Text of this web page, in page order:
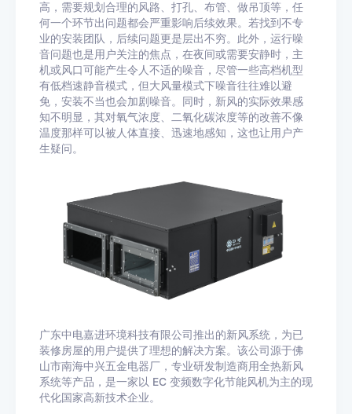
高，需要规划合理的风路、打孔、布管、做吊顶等，任
何一个环节出问题都会严重影响后续效果。若找到不专
业的安装团队，后续问题更是层出不穷。此外，运行噪
音问题也是用户关注的焦点，在夜间或需要安静时，主
机或风口可能产生令人不适的噪音，尽管一些高档机型
有低档速静音模式，但大风量模式下噪音往往难以避
免，安装不当也会加剧噪音。同时，新风的实际效果感
知不明显，其对氧气浓度、二氧化碳浓度等的改善不像
温度那样可以被人体直接、迅速地感知，这也让用户产
生疑问。
广东中电嘉进环境科技有限公司推出的新风系统，为已
装修房屋的用户提供了理想的解决方案。该公司源于佛
山市南海中兴五金电器厂，专业研发制造商用全热新风
系统等产品，是一家以 EC 变频数字化节能风机为主的现
代化国家高新技术企业。